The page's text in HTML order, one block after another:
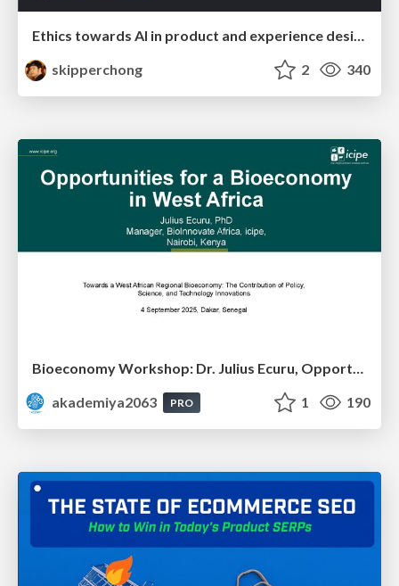
Ethics towards AI in product and experience design
skipperchong
2 340
akademiya2063
PRO 1 190